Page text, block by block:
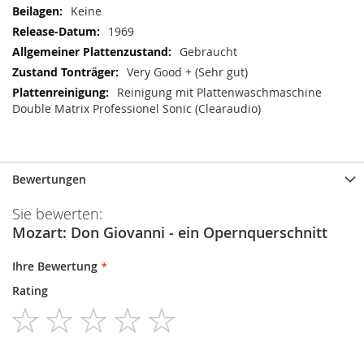
Keine
1969
Gebraucht
Very Good + (Sehr gut)
Reinigung mit Plattenwaschmaschine
Double Matrix Professionel Sonic (Clearaudio)
Bewertungen
Sie bewerten:
Mozart: Don Giovanni - ein Opernquerschnitt
Ihre Bewertung
Rating
1
star
2
stars
3
stars
4
stars